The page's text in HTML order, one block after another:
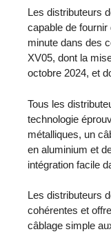
Les distributeurs
capable de fournir
minute dans des
XV05, dont la
octobre 2024, et
Tous les
technologie
métalliques, un
en aluminium et
intégration facile
Les distributeurs
cohérentes et
câblage simple